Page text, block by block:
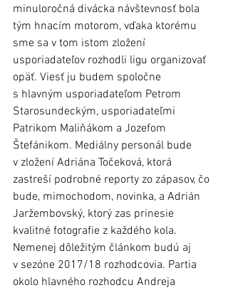
minuloročná divácka návštevnosť bola
tým hnacím motorom, vďaka ktorému
sme sa v tom istom zložení
usporiadateľov rozhodli ligu organizovať
opäť. Viesť ju budem spoločne
s hlavným usporiadateľom Petrom
Starosundeckým, usporiadateľmi
Patrikom Maliňákom a Jozefom
Štefánikom. Mediálny personál bude
v zložení Adriána Točeková, ktorá
zastreší podrobné reporty zo zápasov, čo
bude, mimochodom, novinka, a Adrián
Jaržembovský, ktorý zas prinesie
kvalitné fotografie z každého kola.
Nemenej dôležitým článkom budú aj
v sezóne 2017/18 rozhodcovia. Partia
okolo hlavného rozhodcu Andreja